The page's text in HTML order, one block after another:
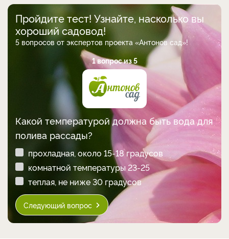
Пройдите тест! Узнайте, насколько вы
хороший садовод!
5 вопросов от экспертов проекта «Антонов сад»!
1 вопрос из 5
Какой температурой должна быть вода для
полива рассады?
прохладная, около 15-18 градусов
комнатной температуры 23-25
теплая, не ниже 30 градусов
Следующий вопрос